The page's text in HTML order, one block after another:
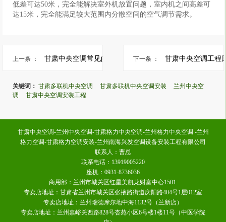
低差可达50米，完全能解决室外机放置问题，室内机之间高差可
达15米，完全能满足较大范围内分散空间的空气调节需求。
上一条 ： 下一条 ：
关键词： 甘肃多联机中央空调 甘肃多联机中央空调安装
兰州中央空
调
甘肃中央空调安装工程
甘肃中央空调-兰州中央空调-甘肃格力中央空调-兰州格力中央空调 -兰州
格力空调-甘肃格力空调安装-兰州南海兴发空调设备安装工程有限公司
联系人：曹总
联系电话：13919005220
座机：0931-8736036
商用部：兰州市城关区红星美凯龙财富中心1501
专卖店地址：甘肃省兰州市城关区张掖路街道庆阳路404号1层012室
专卖店地址：兰州瑞德摩尔地中海1132号（兰新店）
专卖店地址：兰州嘉峪关西路828号杏苑小区6号楼1楼11号（中医学院